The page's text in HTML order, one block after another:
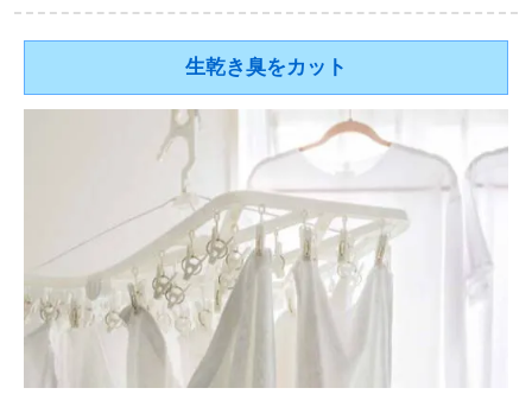
生乾き臭をカット